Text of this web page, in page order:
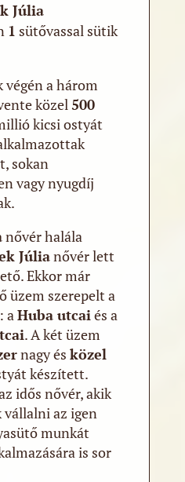
Júlia
1 sütővassal sütik
végén a három
közel500
kicsi ostyát
sokan
vagy nyugdíj
nővér halála
Júlianővér lett
Ekkor már
üzem szerepelt a
aHuba utcaiés a
. A két üzem
nagy és közel
készített.
idős nővér, akik
az igen
munkát
is sor